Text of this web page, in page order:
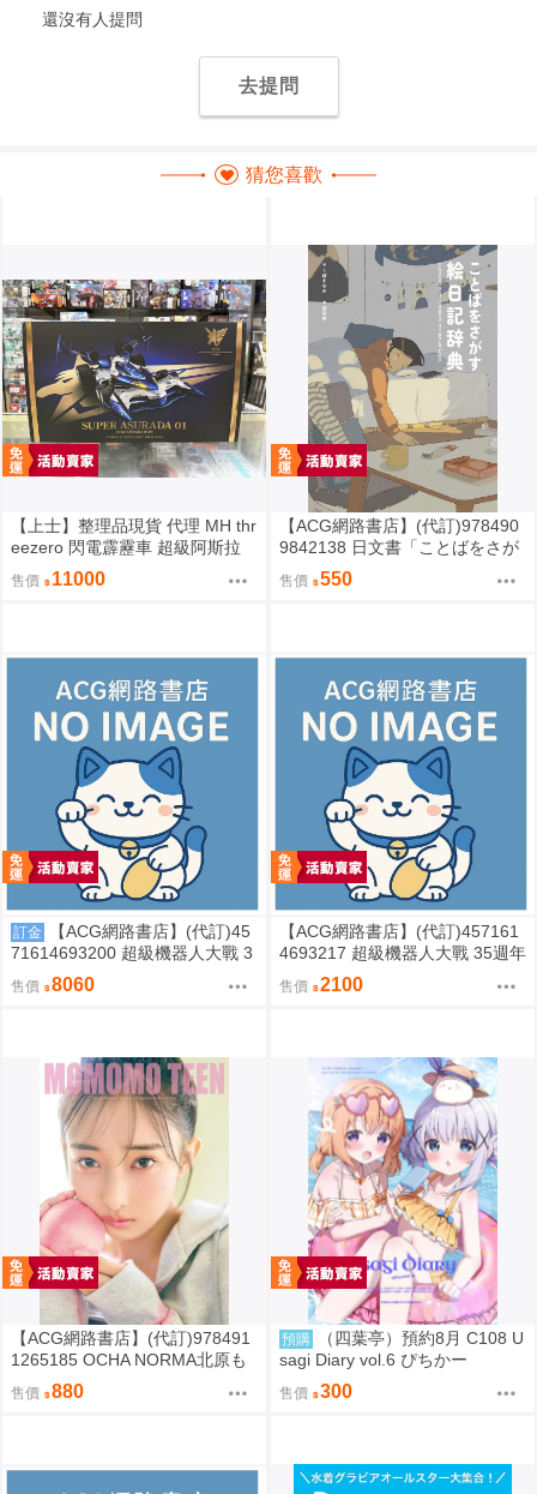
還沒有人提問
去提問
猜您喜歡
【上士】整理品現貨 代理 MH thr
eezero 閃電霹靂車 超級阿斯拉
完全變形 無壓克力盒 請詳閱內文
售價 11000
【ACG網路書店】(代訂)978490
9842138 日文書「ことばをさが
す絵日記辞典」YUEISHA DICTI
ONARY
售價 550
訂金
【ACG網路書店】(代訂)45
71614693200 超級機器人大戰 3
5週年紀念 JAM Project 主題歌完
整專輯 完全生產限定盤
售價 8060
【ACG網路書店】(代訂)457161
4693217 超級機器人大戰 35週年
紀念 JAM Project 主題歌完整專
輯 通常盤
售價 2100
【ACG網路書店】(代訂)978491
1265185 OCHA NORMA北原も
も 寫真集「もももてぃーん。」
售價 880
預購
（四葉亭）預約8月 C108 U
sagi Diary vol.6 ぴちかー
售價 300